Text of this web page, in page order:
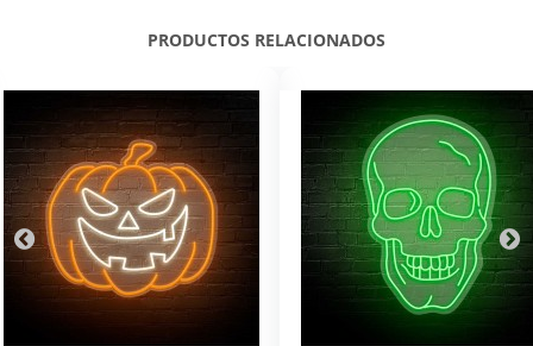
PRODUCTOS RELACIONADOS